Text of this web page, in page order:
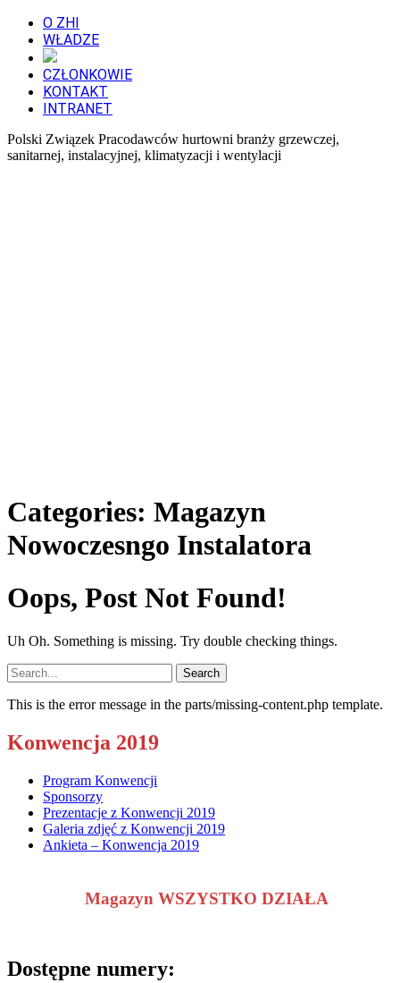
O ZHI
WŁADZE
CZŁONKOWIE
KONTAKT
INTRANET
Polski Związek Pracodawców hurtowni branży grzewczej,
sanitarnej, instalacyjnej, klimatyzacji i wentylacji
Categories: Magazyn
Nowoczesngo Instalatora
Oops, Post Not Found!
Uh Oh. Something is missing. Try double checking things.
Search
for:
This is the error message in the parts/missing-content.php template.
Konwencja 2019
Program Konwencji
Sponsorzy
Prezentacje z Konwencji 2019
Galeria zdjęć z Konwencji 2019
Ankieta – Konwencja 2019
Magazyn WSZYSTKO DZIAŁA
Dostępne numery: